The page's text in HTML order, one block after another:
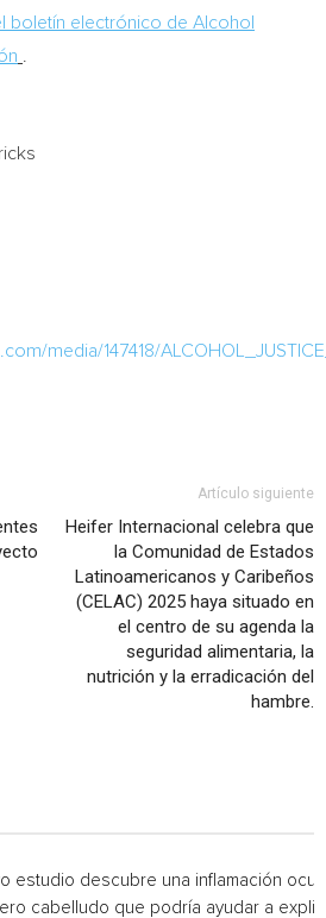
boletín electrónico de Alcohol
media/147418/
Artículo siguiente
Heifer Internacional celebra que
la Comunidad de Estados
Latinoamericanos y Caribeños
(CELAC) 2025 haya situado en
el centro de su agenda la
seguridad alimentaria, la
nutrición y la erradicación del
hambre.
estudio descubre una inflamación
cabelludo que podría ayudar a